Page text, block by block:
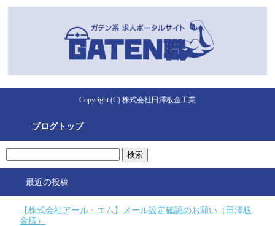
Copyright (C) 株式会社田澤板金工業
ブログトップ
最近の投稿
【株式会社アール・エム】メール設定確認のお願い（田澤板
金様）